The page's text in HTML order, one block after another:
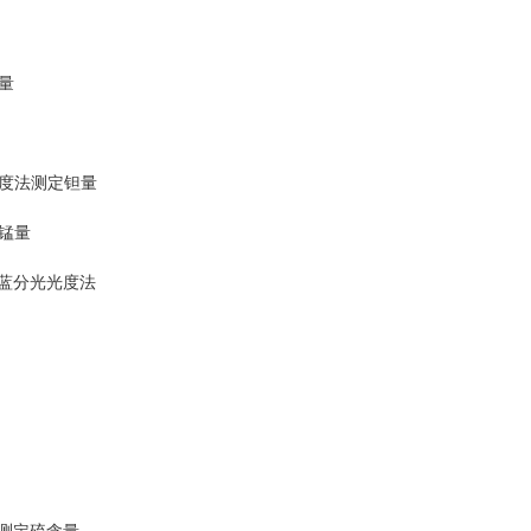
法测定钽量
量
分光光度法